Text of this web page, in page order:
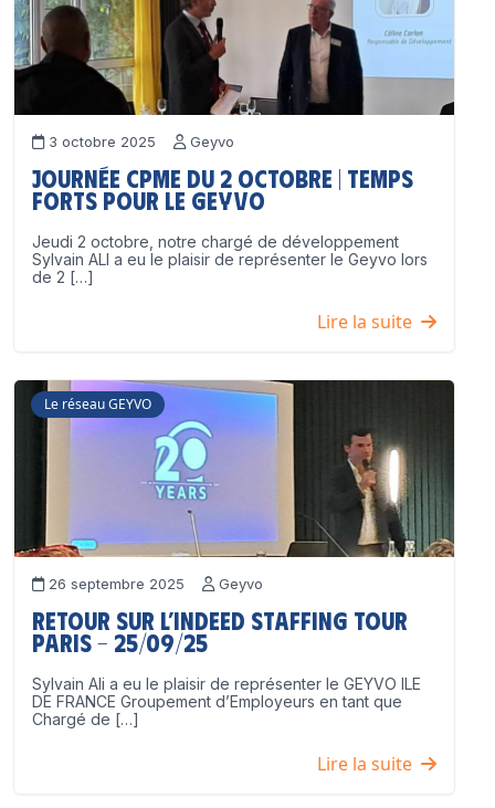
3 octobre 2025 Geyvo
Journée CPME du 2 octobre | Temps
forts pour le GEYVO
Jeudi 2 octobre, notre chargé de développement
Sylvain ALI a eu le plaisir de représenter le Geyvo lors
de 2 […]
Lire la suite
Le réseau GEYVO
26 septembre 2025 Geyvo
Retour sur l’Indeed Staffing Tour
Paris – 25/09/25
Sylvain Ali a eu le plaisir de représenter le GEYVO ILE
DE FRANCE Groupement d’Employeurs en tant que
Chargé de […]
Lire la suite